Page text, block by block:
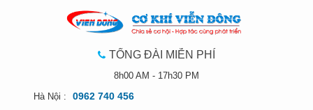
bạn thoải mái nấu nướng
Dạng xếp tháo rời tiện dụng vệ sinh
TỔNG ĐÀI MIỄN PHÍ
8h00 AM - 17h30 PM
Hà Nội :
0962 740 456